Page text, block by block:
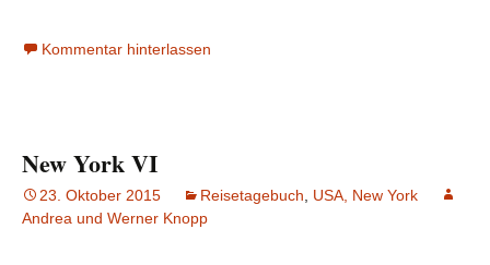
Kommentar hinterlassen
New York VI
23. Oktober 2015 Reisetagebuch
USA, New York
Andrea und Werner Knopp